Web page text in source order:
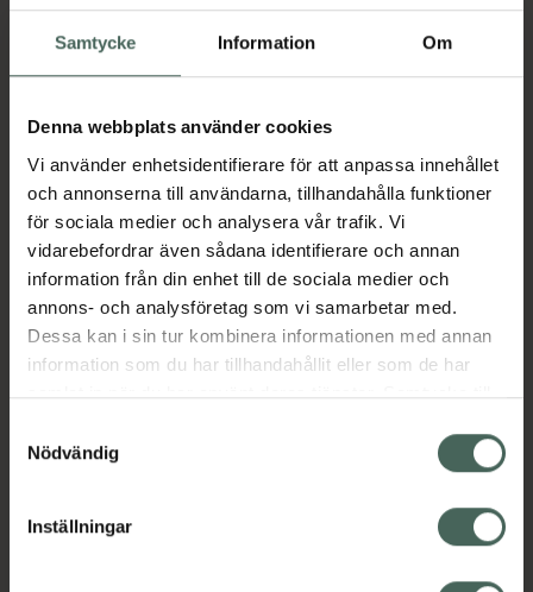
Samtycke Information Om
Denna webbplats använder cookies
Vi använder enhetsidentifierare för att anpassa innehållet
och annonserna till användarna, tillhandahålla funktioner
för sociala medier och analysera vår trafik. Vi
vidarebefordrar även sådana identifierare och annan
information från din enhet till de sociala medier och
annons- och analysföretag som vi samarbetar med.
Dessa kan i sin tur kombinera informationen med annan
information som du har tillhandahållit eller som de har
samlat in när du har använt deras tjänster. Samtycke till
återkalla ditt samtycke via webbplatsens
cookieinställningar. Ett återkallat samtycke påverkar inte
lagligheten av behandling som skett innan återkallelsen.
Nödvändig
Inställningar
Beskrivning Dölj
Denna nattbehandling riktar sig mot
fläckar. Det ljusar upp din hy, samt hjälper till
att minska mörka fläckar och ojämn hudton.
Formulerad med 2% tranexamsyra, 2%
acaibärsextrakt för att främja en jämn
hudton, samt 2% av det uppljusande C-
vitamin, ökar den också hudens övergripande
ljushet och jämnar ut hudtonen.
Jämförpris 7,63 kr/ml
Ansiktsserum
Visa